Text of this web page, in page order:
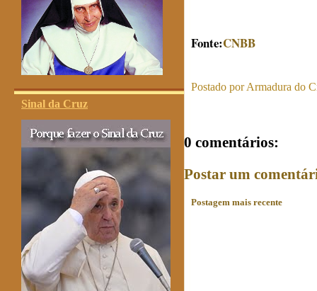
Sinal da Cruz
Fonte:CNBB
Postado porArmadura do
0 comentários:
Postar um
Postagem mais recente